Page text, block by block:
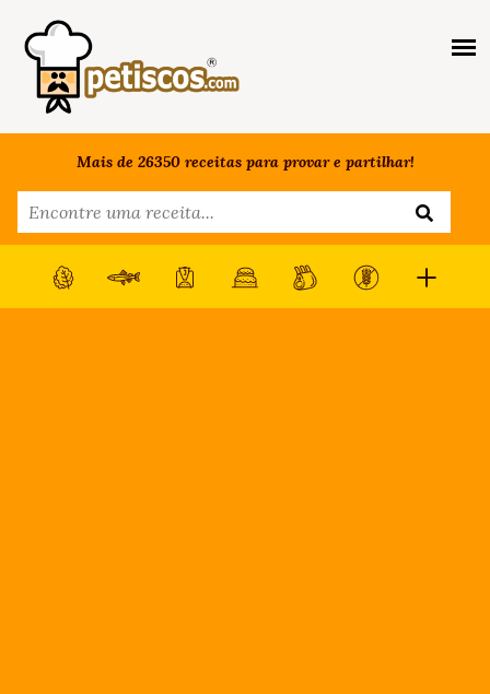
Mais de 26350 receitas para provar e partilhar!